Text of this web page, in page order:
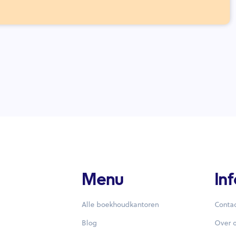
Menu
Alle boekhoudkantoren
Blog
Over